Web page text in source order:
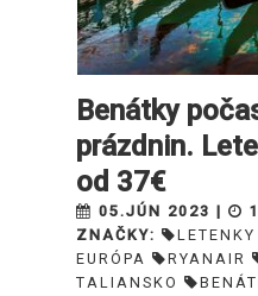
Benátky
prázdnin.
od 37€
05.JÚN 2023 |
ZNAČKY:
EURÓPA
RYANAIR
TALIANSKO